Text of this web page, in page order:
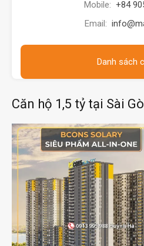
Mobile: +84
Email:
Danh sách
Căn hộ 1,5 tỷ tại Sài